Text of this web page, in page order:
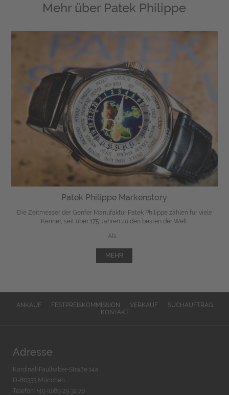
Mehr über Patek Philippe
Patek Philippe Markenstory
Die Zeitmesser der Genfer Manufaktur Patek Philippe zählen für viele
Kenner, seit über 175 Jahren zu den besten der Welt.
Als ...
MEHR
ANKAUF FESTPREISKOMMISSION VERKAUF
SUCHAUFTRAG
KONTAKT
Adresse
Kardinal-Faulhaber-Straße 14a
D-80333 München
Telefon: +49 (0)89 29 32 70